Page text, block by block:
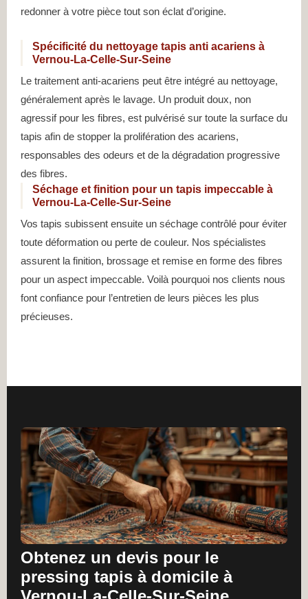
redonner à votre pièce tout son éclat d’origine.
Spécificité du nettoyage tapis anti acariens à
Vernou-La-Celle-Sur-Seine
Le traitement anti-acariens peut être intégré au nettoyage,
généralement après le lavage. Un produit doux, non
agressif pour les fibres, est pulvérisé sur toute la surface du
tapis afin de stopper la prolifération des acariens,
responsables des odeurs et de la dégradation progressive
des fibres.
Séchage et finition pour un tapis impeccable à
Vernou-La-Celle-Sur-Seine
Vos tapis subissent ensuite un séchage contrôlé pour éviter
toute déformation ou perte de couleur. Nos spécialistes
assurent la finition, brossage et remise en forme des fibres
pour un aspect impeccable. Voilà pourquoi nos clients nous
font confiance pour l’entretien de leurs pièces les plus
précieuses.
Obtenez un devis pour le
pressing tapis à domicile à